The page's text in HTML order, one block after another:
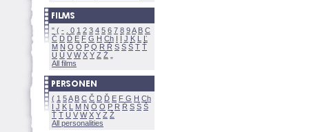
" ( - 0 1 2 3 4 5 6 7 8 9A B C
Č D Ď E F G H Ch I Í J K L
Ľ
M N O Ó P Q R Ř S Ś T Ť
U Ú V W X Y Z
All films
( 1 5A B C Č D Ď E F G H Ch
I J K L M N Ó O P R Ř S Ś
Ť T U V W X Y Z
All personalities